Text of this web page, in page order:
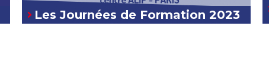
Les Journées de Formation 2023